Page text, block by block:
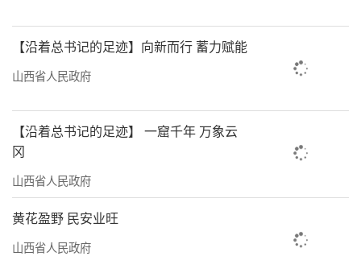
至2024年12月18日，全省参与消费品以旧换新
超150万人次，带动消费超300亿元。
新”政策，优化补贴流程，健全回收体系，促
进大宗商品消费。
针对如何更好地推动“两新”政策实施，
省政协委员、山西财经大学国际贸易学院教授
郭建宇提出建议，主张采用投资补助、贷款贴
【沿着总书记的足迹】向新而行 蓄力赋能
山西省人民政府
【沿着总书记的足迹】 一窟千年 万象云
冈
山西省人民政府
黄花盈野 民安业旺
山西省人民政府